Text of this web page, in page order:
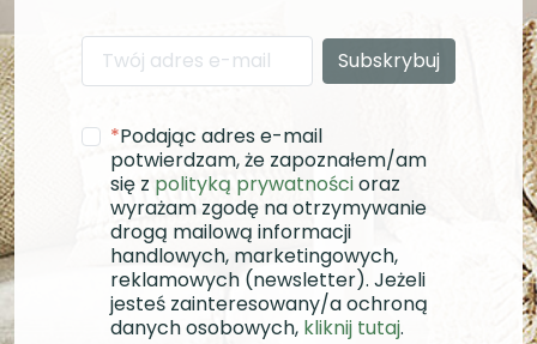
*Podając adres e-mail
potwierdzam, że zapoznałem/am
się z polityką prywatnościoraz
wyrażam zgodę na otrzymywanie
drogą mailową informacji
handlowych, marketingowych,
reklamowych (newsletter). Jeżeli
jesteś zainteresowany/a ochroną
danych osobowych, kliknij tutaj.